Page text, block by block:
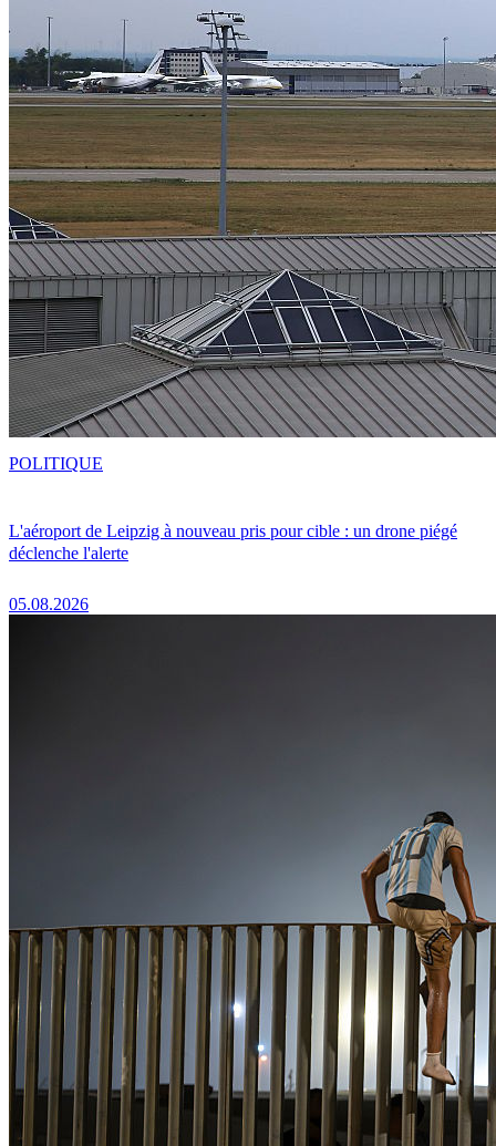
L'aéroport de Leipzig à nouveau pris pour cible : un drone piégé
déclenche l'alerte
05.08.2026
POLITIQUE